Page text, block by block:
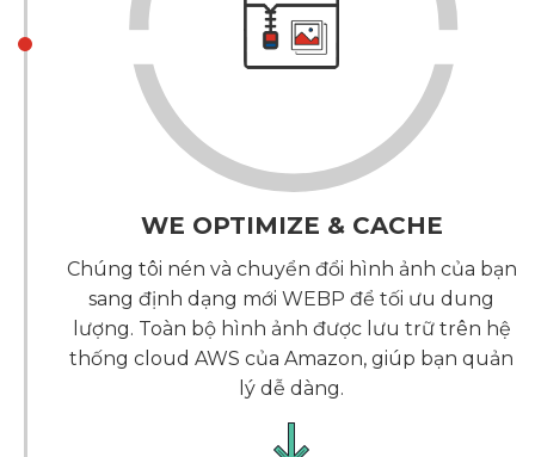
WE OPTIMIZE & CACHE
Chúng tôi nén và chuyển đổi hình ảnh của bạn
sang định dạng mới WEBP để tối ưu dung
lượng. Toàn bộ hình ảnh được lưu trữ trên hệ
thống cloud AWS của Amazon, giúp bạn quản
lý dễ dàng.